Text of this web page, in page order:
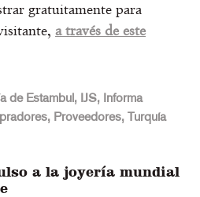
gratuitamente para
a través de este
de Estambul , IJS, Informa
, Proveedores, Turquía
a la joyería mundial